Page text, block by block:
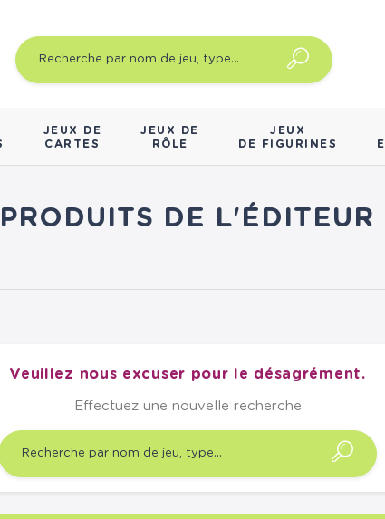
JEUX DE
CARTES
JEUX DE
RÔLE
JEUX
DE FIGURINES
DE L'ÉDITEUR
Veuillez nous excuser pour le désagrément.
Effectuez une nouvelle recherche